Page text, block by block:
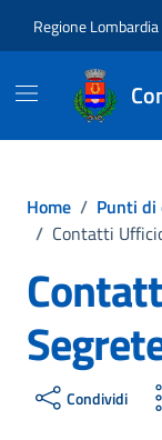
Regione Lombardia
Home / Punti
/ Contatti
Condividi